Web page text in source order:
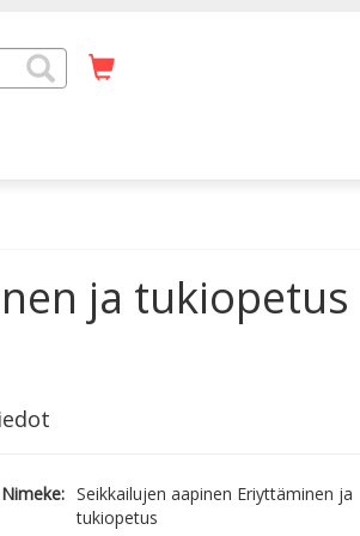
ja tukiopetus
Nimeke: Seikkailujen aapinen Eriyttäminen ja
tukiopetus